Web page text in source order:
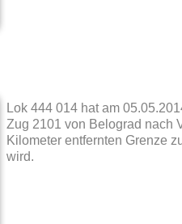
Lok 444 014 hat am
Zug 2101 von Belograd nach
Kilometer entfernten Grenze
wird.